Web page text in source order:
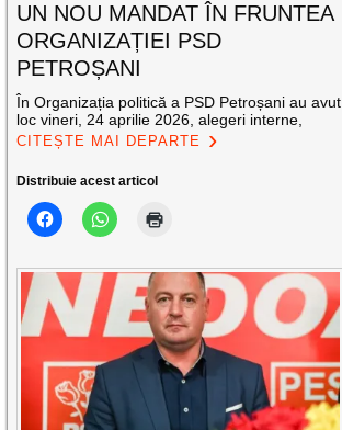
UN NOU MANDAT ÎN FRUNTEA
ORGANIZAȚIEI PSD
PETROȘANI
În Organizația politică a PSD Petroșani au avut
loc vineri, 24 aprilie 2026, alegeri interne,
CITEȘTE MAI DEPARTE
Distribuie acest articol